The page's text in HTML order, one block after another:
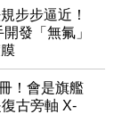
步步逼近！
發「無氟」
！會是旗艦
古旁軸 X-